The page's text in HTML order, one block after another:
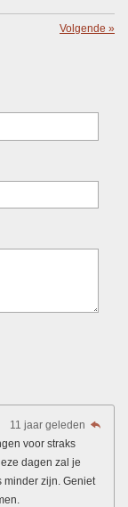
Volgende »
11 jaar geleden
voor straks
dagen zal je
minder zijn. Geniet